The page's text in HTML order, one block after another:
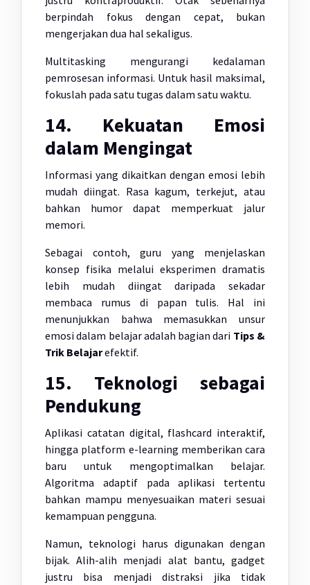
berpindah fokus dengan cepat, bukan
mengerjakan dua hal sekaligus.
Multitasking mengurangi kedalaman
pemrosesan informasi. Untuk hasil maksimal,
fokuslah pada satu tugas dalam satu waktu.
14. Kekuatan Emosi
dalam Mengingat
Informasi yang dikaitkan dengan emosi lebih
mudah diingat. Rasa kagum, terkejut, atau
bahkan humor dapat memperkuat jalur
memori.
Sebagai contoh, guru yang menjelaskan
konsep fisika melalui eksperimen dramatis
lebih mudah diingat daripada sekadar
membaca rumus di papan tulis. Hal ini
menunjukkan bahwa memasukkan unsur
emosi dalam belajar adalah bagian dari Tips &
Trik Belajarefektif.
15. Teknologi sebagai
Pendukung
Aplikasi catatan digital, flashcard interaktif,
hingga platform e-learning memberikan cara
baru untuk mengoptimalkan belajar.
Algoritma adaptif pada aplikasi tertentu
bahkan mampu menyesuaikan materi sesuai
kemampuan pengguna.
Namun, teknologi harus digunakan dengan
bijak. Alih-alih menjadi alat bantu, gadget
justru bisa menjadi distraksi jika tidak